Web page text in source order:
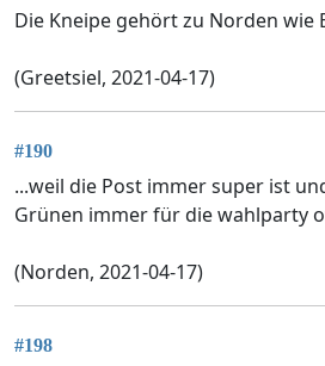
Die Kneipe gehört zu Norden wie
(Greetsiel, 2021-04-17)
#190
...weil die Post immer super ist
Grünen immer für die wahlparty
(Norden, 2021-04-17)
#198